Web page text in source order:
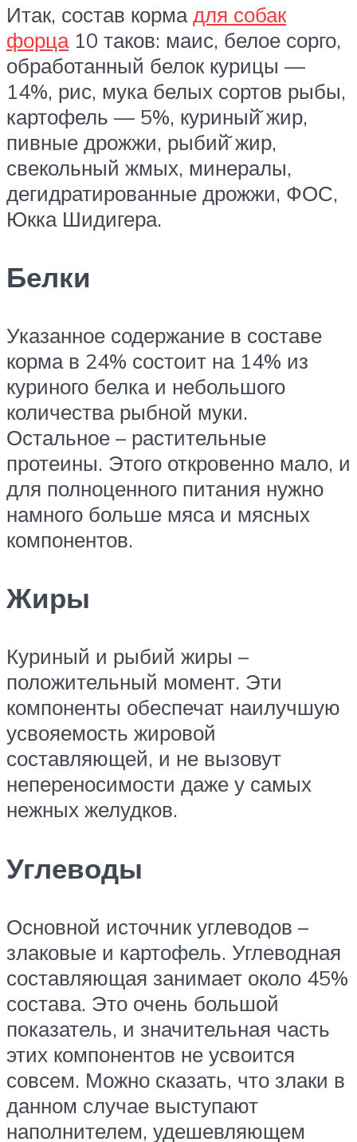
Итак, состав кормадля собак
форца10 таков: маис, белое сорго,
обработанный белок курицы —
14%, рис, мука белых сортов рыбы,
картофель — 5%, куриный̆ жир,
пивные дрожжи, рыбий̆ жир,
свекольный жмых, минералы,
дегидратированные дрожжи, ФОС,
Юкка Шидигера.
Белки
Указанное содержание в составе
корма в 24% состоит на 14% из
куриного белка и небольшого
количества рыбной муки.
Остальное – растительные
протеины. Этого откровенно мало, и
для полноценного питания нужно
намного больше мяса и мясных
компонентов.
Жиры
Куриный и рыбий жиры –
положительный момент. Эти
компоненты обеспечат наилучшую
усвояемость жировой
составляющей, и не вызовут
непереносимости даже у самых
нежных желудков.
Углеводы
Основной источник углеводов –
злаковые и картофель. Углеводная
составляющая занимает около 45%
состава. Это очень большой
показатель, и значительная часть
этих компонентов не усвоится
совсем. Можно сказать, что злаки в
данном случае выступают
наполнителем, удешевляющем